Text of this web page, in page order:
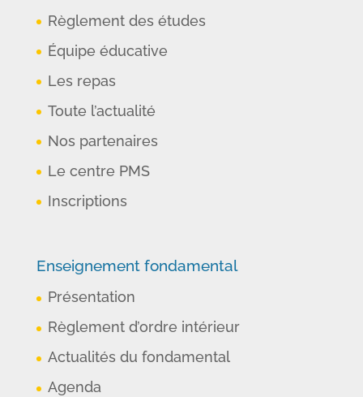
Règlement des études
Équipe éducative
Les repas
Toute l’actualité
Nos partenaires
Le centre PMS
Inscriptions
Enseignement fondamental
Présentation
Règlement d’ordre intérieur
Actualités du fondamental
Agenda